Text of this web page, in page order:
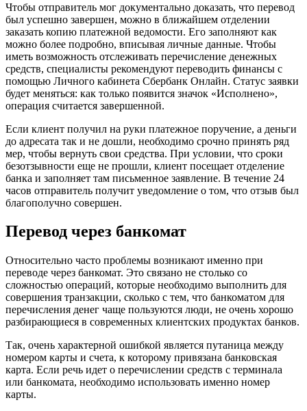
Чтобы отправитель мог документально доказать, что перевод
был успешно завершен, можно в ближайшем отделении
заказать копию платежной ведомости. Его заполняют как
можно более подробно, вписывая личные данные. Чтобы
иметь возможность отслеживать перечисление денежных
средств, специалисты рекомендуют переводить финансы с
помощью Личного кабинета Сбербанк Онлайн. Статус заявки
будет меняться: как только появится значок «Исполнено»,
операция считается завершенной.
Если клиент получил на руки платежное поручение, а деньги
до адресата так и не дошли, необходимо срочно принять ряд
мер, чтобы вернуть свои средства. При условии, что сроки
безотзывности еще не прошли, клиент посещает отделение
банка и заполняет там письменное заявление. В течение 24
часов отправитель получит уведомление о том, что отзыв был
благополучно совершен.
Перевод через банкомат
Относительно часто проблемы возникают именно при
переводе через банкомат. Это связано не столько со
сложностью операций, которые необходимо выполнить для
совершения транзакции, сколько с тем, что банкоматом для
перечисления денег чаще пользуются люди, не очень хорошо
разбирающиеся в современных клиентских продуктах банков.
Так, очень характерной ошибкой является путаница между
номером карты и счета, к которому привязана банковская
карта. Если речь идет о перечислении средств с терминала
или банкомата, необходимо использовать именно номер
карты.